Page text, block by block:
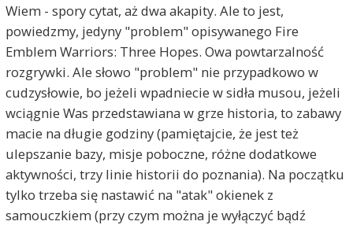
Wiem - spory cytat, aż dwa akapity. Ale to jest,
powiedzmy, jedyny "problem" opisywanego Fire
Emblem Warriors: Three Hopes. Owa powtarzalność
rozgrywki. Ale słowo "problem" nie przypadkowo w
cudzysłowie, bo jeżeli wpadniecie w sidła musou, jeżeli
wciągnie Was przedstawiana w grze historia, to zabawy
macie na długie godziny (pamiętajcie, że jest też
ulepszanie bazy, misje poboczne, różne dodatkowe
aktywności, trzy linie historii do poznania). Na początku
tylko trzeba się nastawić na "atak" okienek z
samouczkiem (przy czym można je wyłączyć bądź